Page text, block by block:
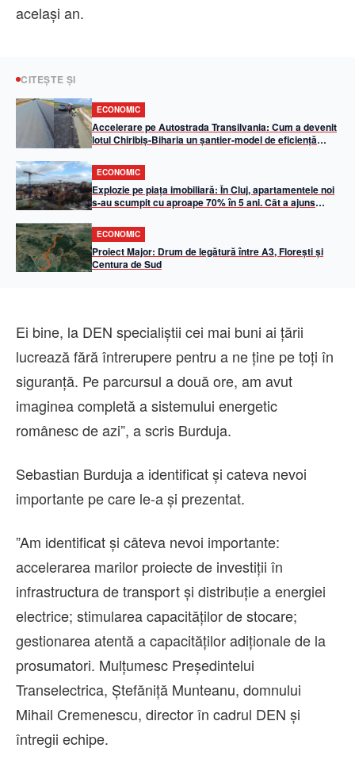
acelaşi an.
CITEȘTE ȘI
ECONOMIC
Accelerare pe Autostrada Transilvania: Cum a devenit
lotul Chiribiș-Biharia un șantier-model de eficiență
ECONOMIC
Explozie pe piața imobiliară: În Cluj, apartamentele noi
s-au scumpit cu aproape 70% în 5 ani. Cât a ajuns
ECONOMIC
Proiect Major: Drum de legătură între A3, Florești și
Centura de Sud
Ei bine, la DEN specialiştii cei mai buni ai ţării
lucrează fără întrerupere pentru a ne ţine pe toţi în
siguranţă. Pe parcursul a două ore, am avut
imaginea completă a sistemului energetic
românesc de azi”, a scris Burduja.
Sebastian Burduja a identificat şi cateva nevoi
importante pe care le-a şi prezentat.
”Am identificat şi câteva nevoi importante:
accelerarea marilor proiecte de investiţii în
infrastructura de transport şi distribuţie a energiei
electrice; stimularea capacităţilor de stocare;
gestionarea atentă a capacităţilor adiţionale de la
prosumatori. Mulţumesc Preşedintelui
Transelectrica, Ştefăniţă Munteanu, domnului
Mihail Cremenescu, director în cadrul DEN şi
întregii echipe.